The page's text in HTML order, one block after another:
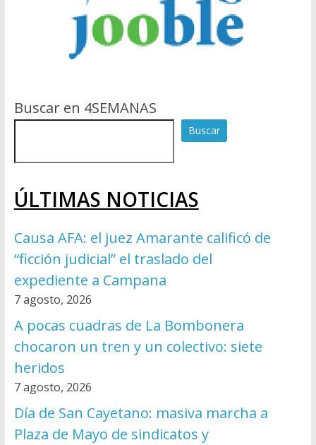
Buscar en 4SEMANAS
Buscar
ÚLTIMAS NOTICIAS
Causa AFA: el juez Amarante calificó de
“ficción judicial” el traslado del
expediente a Campana
7 agosto, 2026
A pocas cuadras de La Bombonera
chocaron un tren y un colectivo: siete
heridos
7 agosto, 2026
Día de San Cayetano: masiva marcha a
Plaza de Mayo de sindicatos y